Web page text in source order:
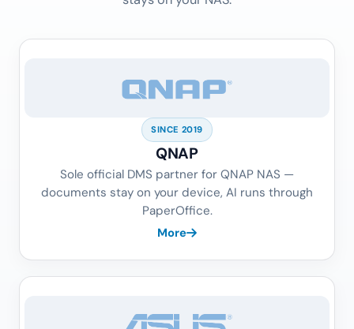
SINCE 2019
QNAP
Sole official DMS partner for QNAP NAS —
documents stay on your device, AI runs through
PaperOffice.
More